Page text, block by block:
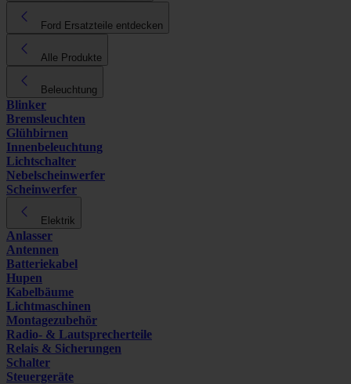
Ford Ersatzteile entdecken
Alle Produkte
Beleuchtung
Blinker
Bremsleuchten
Glühbirnen
Innenbeleuchtung
Lichtschalter
Nebelscheinwerfer
Scheinwerfer
Elektrik
Anlasser
Antennen
Batteriekabel
Hupen
Kabelbäume
Lichtmaschinen
Montagezubehör
Radio- & Lautsprecherteile
Relais & Sicherungen
Schalter
Steuergeräte